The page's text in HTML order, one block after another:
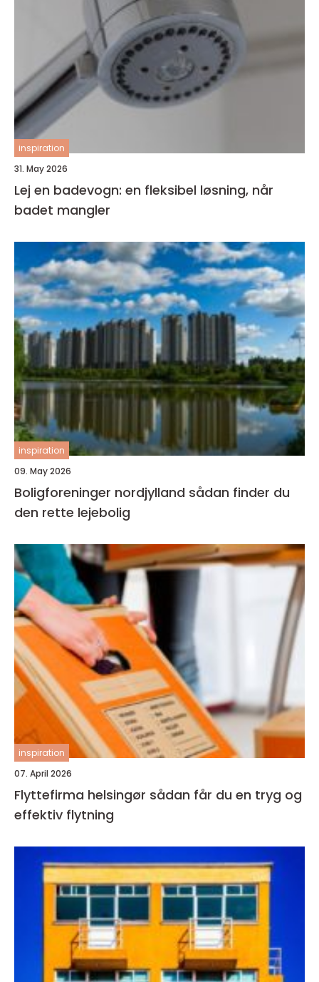
inspiration
31. May 2026
Lej en badevogn: en fleksibel løsning, når
badet mangler
inspiration
09. May 2026
Boligforeninger nordjylland sådan finder du
den rette lejebolig
inspiration
07. April 2026
Flyttefirma helsingør sådan får du en tryg og
effektiv flytning